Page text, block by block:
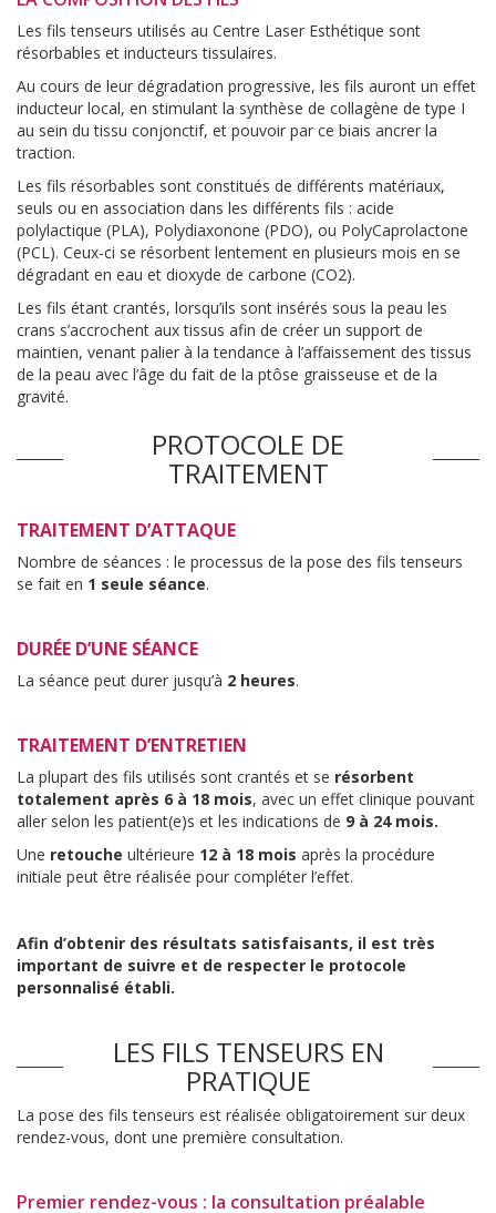
Les fils tenseurs utilisés au Centre Laser Esthétique sont
résorbables et inducteurs tissulaires.
Au cours de leur dégradation progressive, les fils auront un effet
inducteur local, en stimulant la synthèse de collagène de type I
au sein du tissu conjonctif, et pouvoir par ce biais ancrer la
traction.
Les fils résorbables sont constitués de différents matériaux,
seuls ou en association dans les différents fils : acide
polylactique (PLA), Polydiaxonone (PDO), ou PolyCaprolactone
(PCL). Ceux-ci se résorbent lentement en plusieurs mois en se
dégradant en eau et dioxyde de carbone (CO2).
Les fils étant crantés, lorsqu’ils sont insérés sous la peau les
crans s’accrochent aux tissus afin de créer un support de
maintien, venant palier à la tendance à l’affaissement des tissus
de la peau avec l’âge du fait de la ptôse graisseuse et de la
gravité.
PROTOCOLE DE
TRAITEMENT
TRAITEMENT D’ATTAQUE
Nombre de séances : le processus de la pose des fils tenseurs
se fait en 1 seule séance.
DURÉE D’UNE SÉANCE
La séance peut durer jusqu’à 2 heures.
TRAITEMENT D’ENTRETIEN
La plupart des fils utilisés sont crantés et se résorbent
totalement après 6 à 18 mois, avec un effet clinique pouvant
aller selon les patient(e)s et les indications de 9 à 24 mois.
Une retouche ultérieure 12 à 18 mois après la procédure
initiale peut être réalisée pour compléter l’effet.
Afin d’obtenir des résultats satisfaisants, il est très
important de suivre et de respecter le protocole
personnalisé établi.
LES FILS TENSEURS EN
PRATIQUE
La pose des fils tenseurs est réalisée obligatoirement sur deux
rendez-vous, dont une première consultation.
Premier rendez-vous : la consultation préalable